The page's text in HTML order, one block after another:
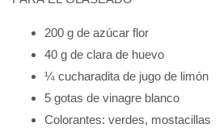
200 g de azúcar flor
40 g de clara de huevo
¼ cucharadita de jugo de limón
5 gotas de vinagre blanco
Colorantes: verdes, mostacillas